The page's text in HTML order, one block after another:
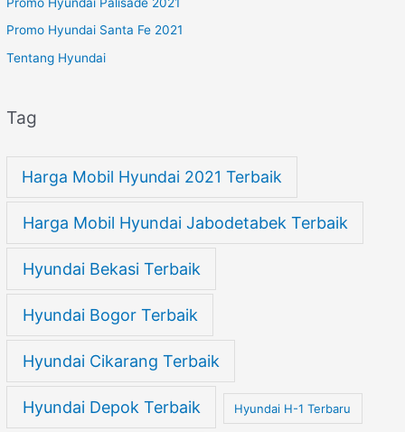
Promo Hyundai Santa Fe 2021
Tentang Hyundai
Tag
Harga Mobil Hyundai 2021 Terbaik
Harga Mobil Hyundai Jabodetabek Terbaik
Hyundai Bekasi Terbaik
Hyundai Bogor Terbaik
Hyundai Cikarang Terbaik
Hyundai Depok Terbaik Hyundai H-1 Terbaru